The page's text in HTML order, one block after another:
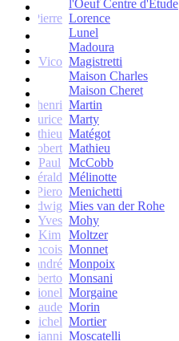
l'Oeuf Centre d'Etude
Jean-Pierre Lorence
Lunel
Madoura
Vico Magistretti
Maison Charles
Maison Cheret
henri Martin
Maurice Marty
Mathieu Matégot
Robert Mathieu
Paul
McCobb
Gérald Mélinotte
Piero Menichetti
Ludwig Mies van der Rohe
Yves Mohy
Kim
Moltzer
Francois Monnet
andré Monpoix
Roberto Monsani
Lionel Morgaine
Claude Morin
Michel Mortier
Gianni Moscatelli